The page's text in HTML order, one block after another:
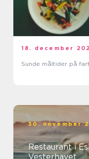
18. december
Sunde måltider på
30. november
Restaurant i
Vesterhavet